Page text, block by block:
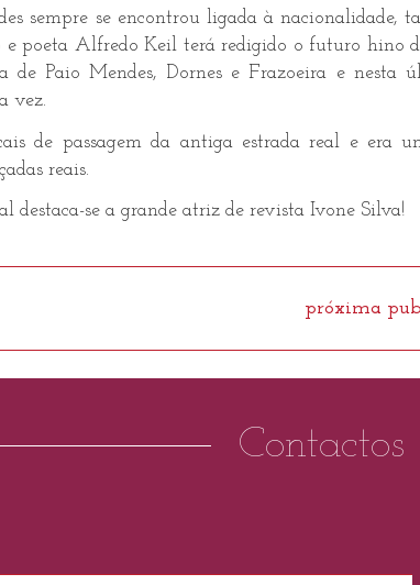
sempre se encontrou ligada à nacionalidade,
poeta Alfredo Keil terá redigido o futuro hino
de Paio Mendes, Dornes e Frazoeira e nesta
vez.
de passagem da antiga estrada real e era
reais.
destaca-se a grande atriz de revista Ivone Silva!
próxima
Contactos